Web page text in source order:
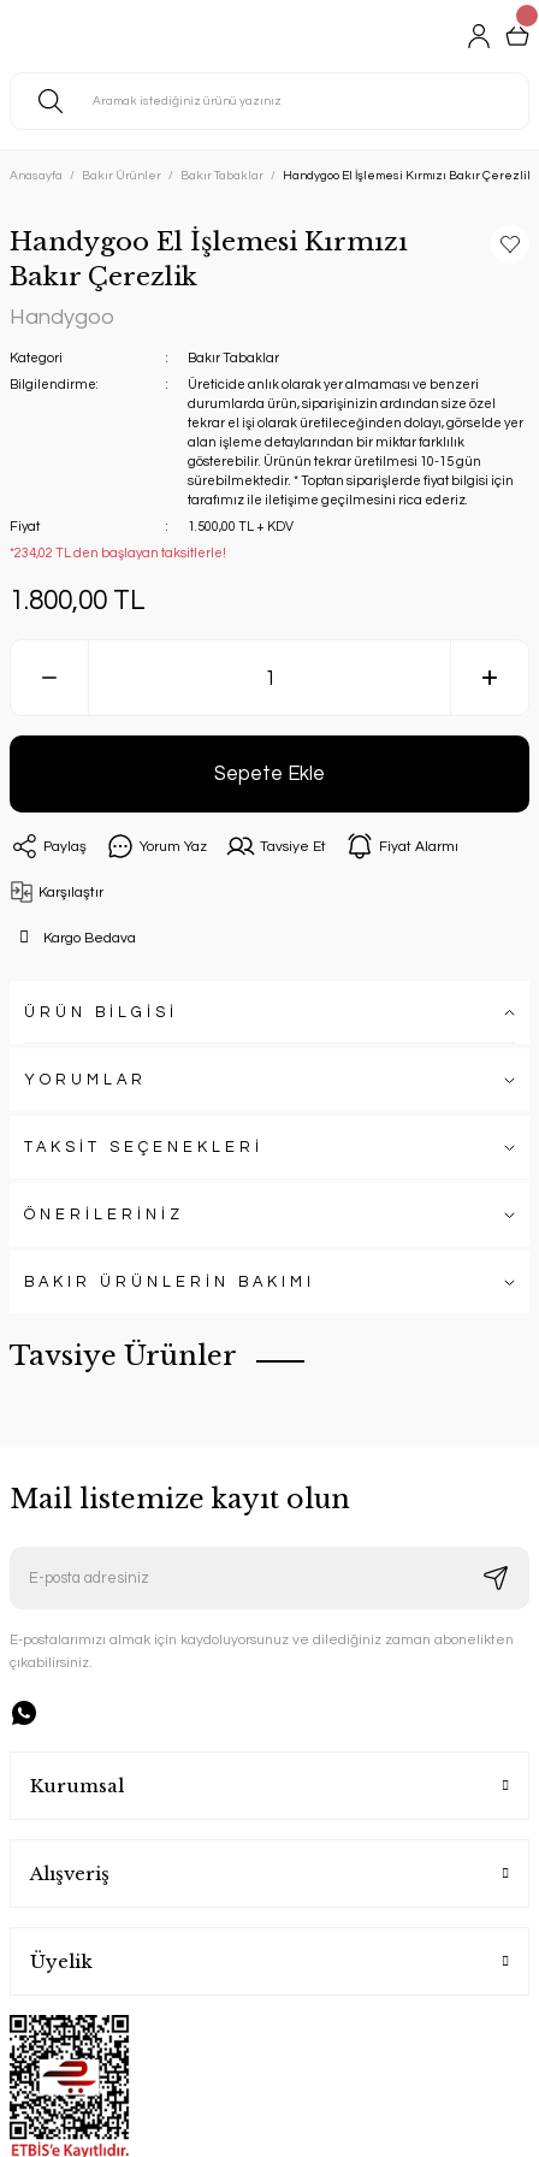
Anasayfa Bakır Ürünler Bakır Tabaklar Handygoo El İşlemesi Kırmızı Bakır Çerezlik
Handygoo El İşlemesi Kırmızı
Bakır Çerezlik
Handygoo
Kategori
Bakır Tabaklar
Bilgilendirme:
Üreticide anlık olarak yer almaması ve benzeri
durumlarda ürün, siparişinizin ardından size özel
tekrar el işi olarak üretileceğinden dolayı, görselde yer
alan işleme detaylarından bir miktar farklılık
gösterebilir. Ürünün tekrar üretilmesi 10-15 gün
sürebilmektedir. * Toptan siparişlerde fiyat bilgisi için
tarafımız ile iletişime geçilmesini rica ederiz.
Fiyat
1.500,00 TL + KDV
*234,02 TL den başlayan taksitlerle!
1.800,00 TL
Sepete Ekle
Paylaş Yorum Yaz Tavsiye Et Fiyat Alarmı
Karşılaştır
Kargo Bedava
ÜRÜN BİLGİSİ
YORUMLAR
TAKSİT SEÇENEKLERİ
ÖNERİLERİNİZ
BAKIR ÜRÜNLERİN BAKIMI
Tavsiye Ürünler
Handygoo El İşlemesi Bakır Tabak Seti
Handygoo
5.000,00 TL
Mail listemize kayıt olun
E-postalarımızı almak için kaydoluyorsunuz ve dilediğiniz zaman abonelikten
çıkabilirsiniz.
Kurumsal
Alışveriş
Üyelik